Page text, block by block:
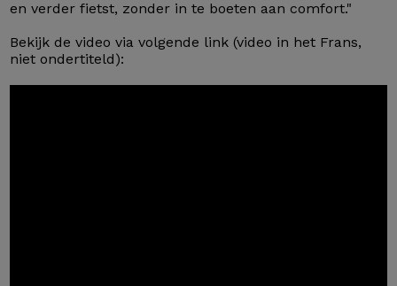
en verder fietst, zonder in te boeten aan comfort."
Bekijk de video via volgende link (video in het Frans,
niet ondertiteld):